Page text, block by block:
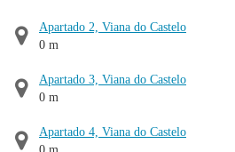
Apartado 2, Viana do Castelo
0 m
Apartado 3, Viana do Castelo
0 m
Apartado 4, Viana do Castelo